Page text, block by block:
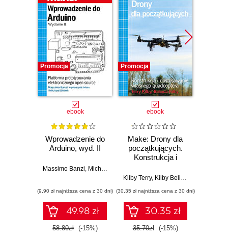
Promocja
ebook
Wprowadzenie do
Arduino, wyd. II
Massimo Banzi Michael Shiloh
(9,90 zł najniższa cena z 30 dni)
49.98 zł
58.80zł (-15%)
Promocja
ebook
Make: Drony dla
początkujących.
Konstrukcja i
własnego
Kilby Terry, Kilby Belinda
(30,35 zł najniższa cena z 30 dni)
30.35 zł
35.70zł (-15%)